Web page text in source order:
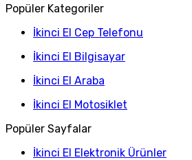
Popüler Kategoriler
İkinci El Cep Telefonu
İkinci El Bilgisayar
İkinci El Araba
İkinci El Motosiklet
Popüler Sayfalar
İkinci El Elektronik Ürünler